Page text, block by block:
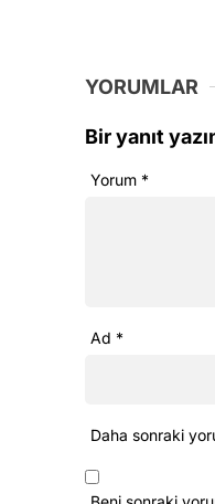
YORUMLAR
Bir yanıt
Yorum *
Ad *
Daha sonraki